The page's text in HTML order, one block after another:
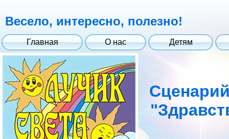
Весело, интересно, полезно!
Главная О нас Детям